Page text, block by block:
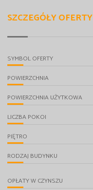
SZCZEGÓŁY OFERTY
SYMBOL OFERTY
POWIERZCHNIA
POWIERZCHNIA UŻYTKOWA
LICZBA POKOI
PIĘTRO
RODZAJ BUDYNKU
OPŁATY W CZYNSZU